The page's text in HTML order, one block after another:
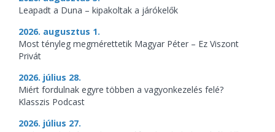
Leapadt a Duna – kipakoltak a járókelők
2026. augusztus 1.
Most tényleg megmérettetik Magyar Péter – Ez Viszont
Privát
2026. július 28.
Miért fordulnak egyre többen a vagyonkezelés felé?
Klasszis Podcast
2026. július 27.